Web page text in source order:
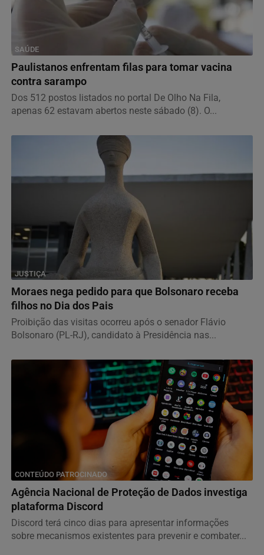
SAÚDE
Paulistanos enfrentam filas para tomar vacina
contra sarampo
Dos 512 postos listados no portal De Olho Na Fila,
apenas 62 estavam abertos neste sábado (8). O...
JUSTIÇA
Moraes nega pedido para que Bolsonaro receba
filhos no Dia dos Pais
Proibição das visitas ocorreu após o senador Flávio
Bolsonaro (PL-RJ), candidato à Presidência nas...
CONTEÚDO PATROCINADO
Agência Nacional de Proteção de Dados investiga
plataforma Discord
Discord terá cinco dias para apresentar informações
sobre mecanismos existentes para prevenir e combater...